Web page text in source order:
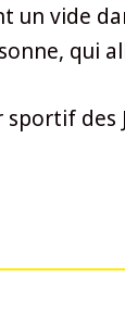
un vide
qui
des